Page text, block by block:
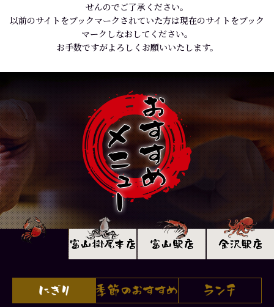
せんのでご了承ください。
以前のサイトをブックマークされていた方は現在のサイトをブック
マークしなおしてください。
お手数ですがよろしくお願いいたします。